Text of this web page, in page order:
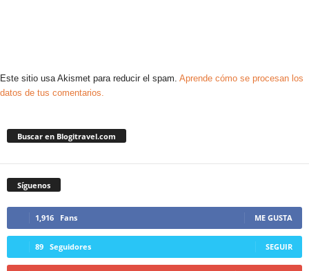
Este sitio usa Akismet para reducir el spam. Aprende cómo se procesan los
datos de tus comentarios.
Buscar en Blogitravel.com
Síguenos
1,916 Fans ME GUSTA
89 Seguidores SEGUIR